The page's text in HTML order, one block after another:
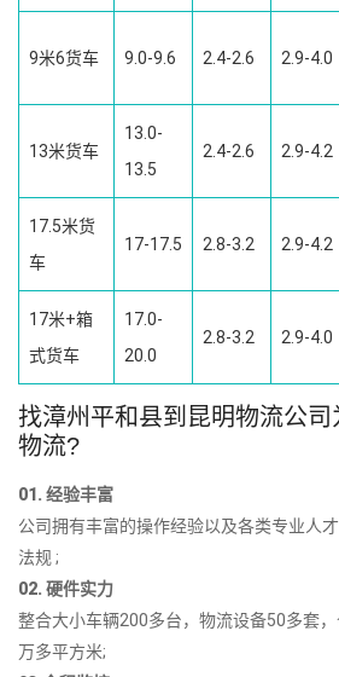
9米6货车 9.0-9.6 2.4-2.6 2.9-4.0
13米货车
13.0-
13.5
2.4-2.6 2.9-4.2
17.5米货
车
17-17.5 2.8-3.2 2.9-4.2
17米+箱
式货车
17.0-
20.0
2.8-3.2 2.9-4.0
找漳州平和县到昆明物流公
物流?
01. 经验丰富
公司拥有丰富的操作经验以及各类专业人
法规 ;
02. 硬件实力
整合大小车辆200多台，物流设备50多套
万多平方米;